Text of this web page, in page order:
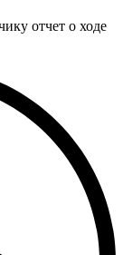
отчет о ходе